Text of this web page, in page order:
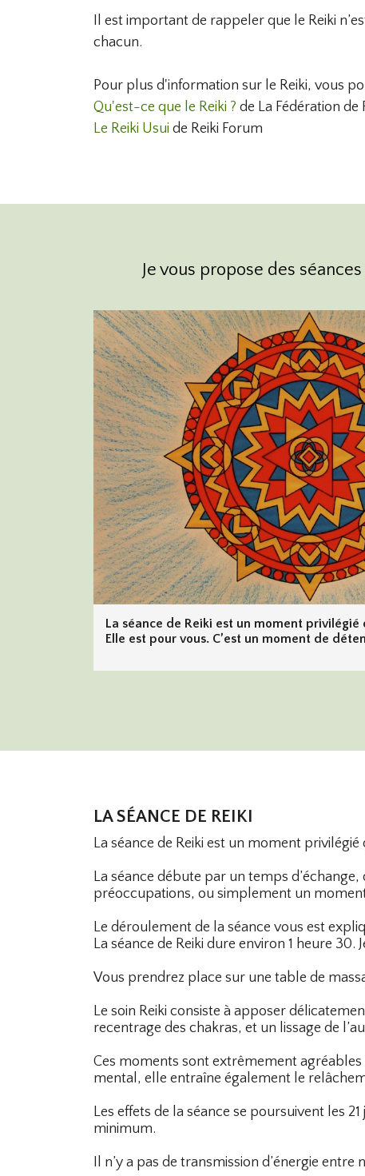
Il est important de rappeler que le Reiki
chacun.
Pour plus d'information sur le Reiki, vous
Qu'est-ce que le Reiki ? de La Fédération de
Le Reiki Usui de Reiki Forum
Je vous propose des
La séance de Reiki est un moment privilégié
Elle est pour vous. C’est un moment de
LA SÉANCE DE REIKI
La séance de Reiki est un moment
La séance débute par un temps
préoccupations, ou simplement un
Le déroulement de la séance vous est
La séance de Reiki dure environ 1 heure
Vous prendrez place sur une table de
Le soin Reiki consiste à apposer
recentrage des chakras, et un lissage de
Ces moments sont extrêmement agréables
mental, elle entraîne également le
Les effets de la séance se poursuivent les
minimum.
Il n’y a pas de transmission d’énergie